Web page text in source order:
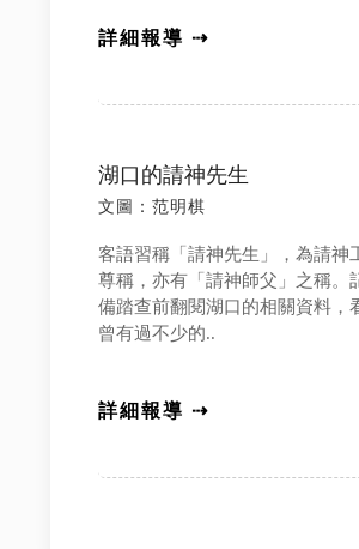
詳細報導 ⇢
湖口的請神先生
文圖：范明棋
客語習稱「請神先生」，為請神
尊稱，亦有「請神師父」之稱。
備踏查前翻閱湖口的相關資料，
曾有過不少的..
詳細報導 ⇢